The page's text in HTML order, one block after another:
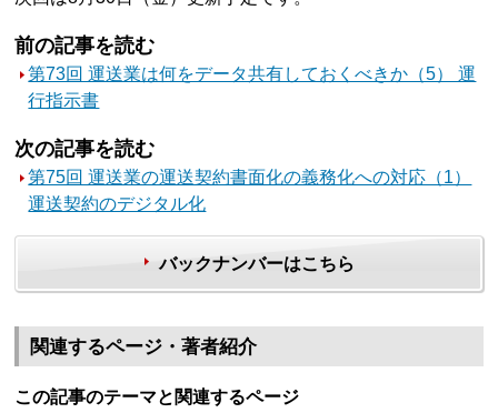
前の記事を読む
第73回 運送業は何をデータ共有しておくべきか（5） 運
行指示書
次の記事を読む
第75回 運送業の運送契約書面化の義務化への対応（1）
運送契約のデジタル化
バックナンバーはこちら
関連するページ・著者紹介
この記事のテーマと関連するページ